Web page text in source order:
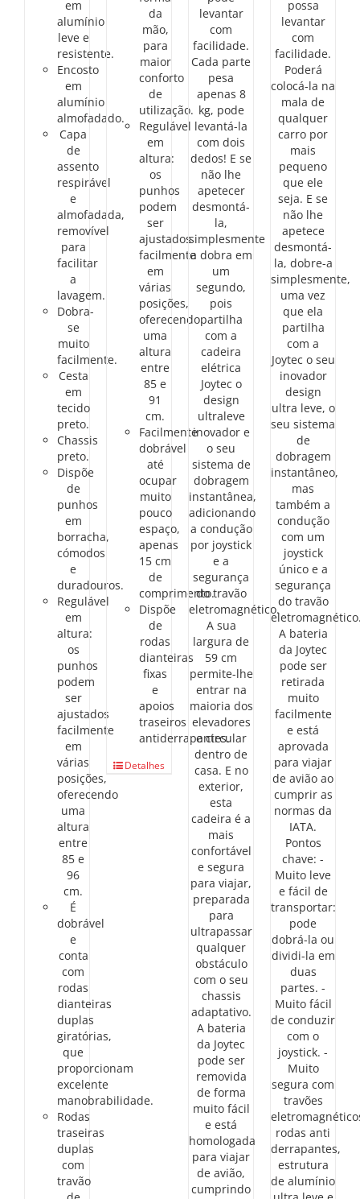
em
alumínio
leve e
resistente.
Encosto
em
alumínio
almofadado.
Capa
de
assento
respirável
e
almofadada,
removível
para
facilitar
a
lavagem.
Dobra-
se
muito
facilmente.
Cesta
em
tecido
preto.
Chassis
preto.
Dispõe
de
punhos
em
borracha,
cómodos
e
duradouros.
Regulável
em
altura:
os
punhos
podem
ser
ajustados
facilmente
em
várias
posições,
oferecendo
uma
altura
entre
85 e
96
cm.
É
dobrável
e
conta
com
rodas
dianteiras
duplas
giratórias,
que
proporcionam
excelente
manobrabilidade.
Rodas
traseiras
duplas
com
travão
da
mão,
para
maior
conforto
de
utilização.
Regulável
em
altura:
os
punhos
podem
ser
ajustados
facilmente
em
várias
posições,
oferecendo
uma
altura
entre
85 e
91
cm.
Facilmente
dobrável
até
ocupar
muito
pouco
espaço,
apenas
15 cm
de
comprimento.
Dispõe
de
rodas
dianteiras
fixas
e
apoios
traseiros
antiderrapantes.
Detalhes
levantar
com
facilidade.
Cada parte
pesa
apenas 8
kg, pode
levantá-la
com dois
dedos! E se
não lhe
apetecer
desmontá-
la,
simplesmente
a dobra em
um
segundo,
pois
partilha
com a
cadeira
elétrica
Joytec o
design
ultraleve
inovador e
o seu
sistema de
dobragem
instantânea,
adicionando
a condução
por joystick
e a
segurança
do travão
eletromagnético.
A sua
largura de
59 cm
permite-lhe
entrar na
maioria dos
elevadores
e circular
dentro de
casa. E no
exterior,
esta
cadeira é a
mais
confortável
e segura
para viajar,
preparada
para
ultrapassar
qualquer
obstáculo
com o seu
chassis
adaptativo.
A bateria
da Joytec
pode ser
removida
de forma
muito fácil
e está
homologada
para viajar
de avião,
cumprindo
possa
levantar
com
facilidade.
Poderá
colocá-la na
mala de
qualquer
carro por
mais
pequeno
que ele
seja. E se
não lhe
apetece
desmontá-
la, dobre-a
simplesmente,
uma vez
que ela
partilha
com a
Joytec o seu
inovador
design
ultra leve, o
seu sistema
de
dobragem
instantâneo,
mas
também a
condução
com um
joystick
único e a
segurança
do travão
A bateria
da Joytec
pode ser
retirada
muito
facilmente
e está
aprovada
para viajar
de avião ao
cumprir as
normas da
IATA.
Pontos
chave: -
Muito leve
e fácil de
transportar:
pode
dobrá-la ou
dividi-la em
duas
partes. -
Muito fácil
de conduzir
com o
joystick. -
Muito
segura com
travões
rodas anti
derrapantes,
estrutura
de alumínio